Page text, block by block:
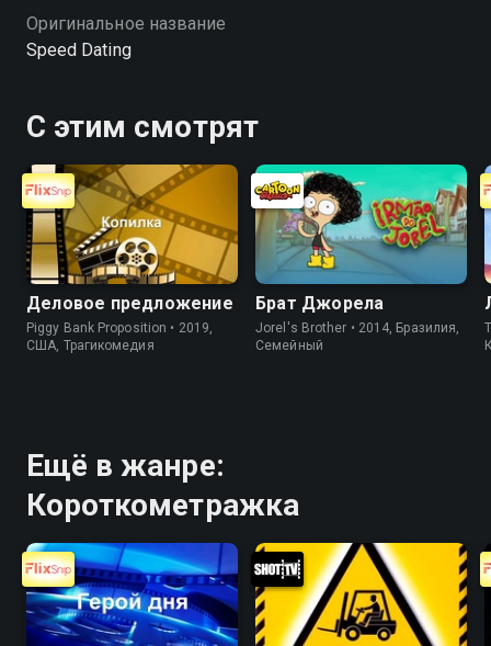
Оригинальное название
Speed Dating
С этим смотрят
Деловое предложение
Piggy Bank Proposition • 2019,
США, Трагикомедия
Брат Джорела
Jorel's Brother • 2014, Бразилия,
Cемейный
Ещё в жанре:
Короткометражка